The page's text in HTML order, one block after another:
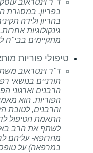
בפריון. במסגרת
בהריון ולידה
גינקולוגיות
מתקיימים בבי"ח
טיפולי פוריות
ד"ר וינטראוב
תורניים בנושאי
הרבנים וארגוני
הפוריות. הוא
והרבנים, לטובת
התאמת הטיפול
לשתף את הרב
מהרופא- עליהם
במרפאה) על טופס